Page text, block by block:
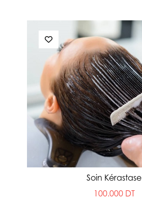
Soin Kérastase
100.000 DT